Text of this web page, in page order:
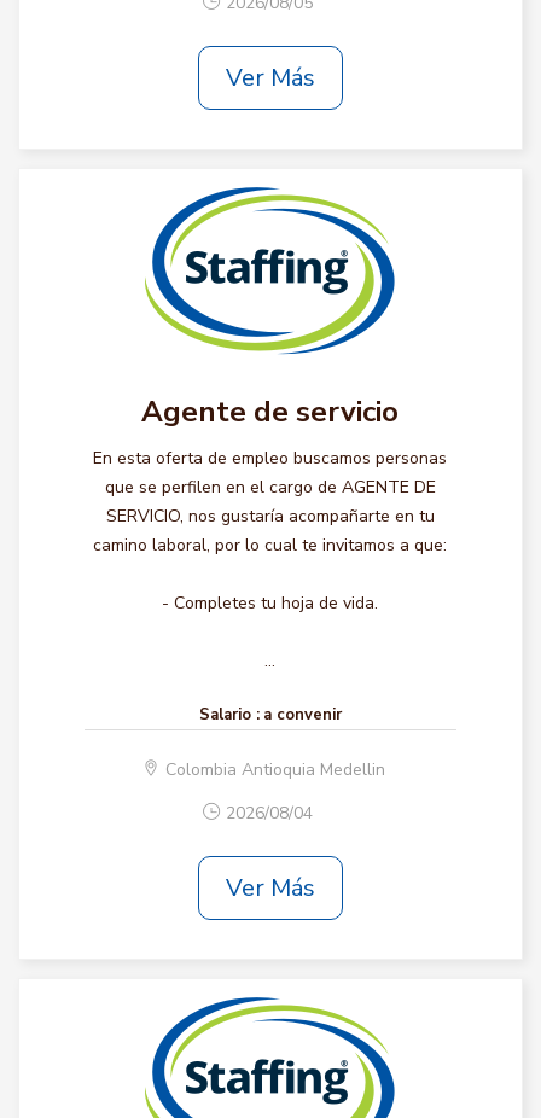
Ver Más
Agente de servicio
En esta oferta de empleo buscamos personas
que se perfilen en el cargo de AGENTE DE
SERVICIO, nos gustaría acompañarte en tu
camino laboral, por lo cual te invitamos a que:
- Completes tu hoja de vida.
...
Salario : a convenir
Colombia Antioquia Medellin
2026/08/04
Ver Más